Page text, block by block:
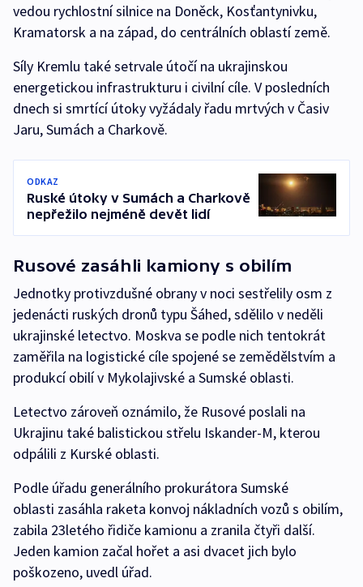
vedou rychlostní silnice na Doněck, Kosťantynivku,
Kramatorsk a na západ, do centrálních oblastí země.
Síly Kremlu také setrvale útočí na ukrajinskou
energetickou infrastrukturu i civilní cíle. V posledních
dnech si smrtící útoky vyžádaly řadu mrtvých v Časiv
Jaru, Sumách a Charkově.
ODKAZ
Ruské útoky v Sumách a Charkově
nepřežilo nejméně devět lidí
Rusové zasáhli kamiony s obilím
Jednotky protivzdušné obrany v noci sestřelily osm z
jedenácti ruských dronů typu Šáhed, sdělilo v neděli
ukrajinské letectvo. Moskva se podle nich tentokrát
zaměřila na logistické cíle spojené se zemědělstvím a
produkcí obilí v Mykolajivské a Sumské oblasti.
Letectvo zároveň oznámilo, že Rusové poslali na
Ukrajinu také balistickou střelu Iskander-M, kterou
odpálili z Kurské oblasti.
Podle úřadu generálního prokurátora Sumské
oblasti zasáhla raketa konvoj nákladních vozů s obilím,
zabila 23letého řidiče kamionu a zranila čtyři další.
Jeden kamion začal hořet a asi dvacet jich bylo
poškozeno, uvedl úřad.